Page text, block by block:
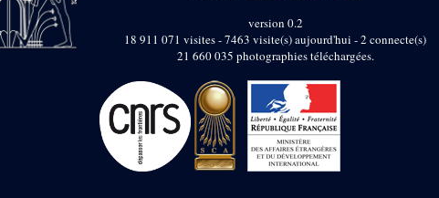
version 0.2
18 911 071 visites - 7463 visite(s) aujourd'hui - 2 connecte(s)
21 660 035 photographies téléchargées.